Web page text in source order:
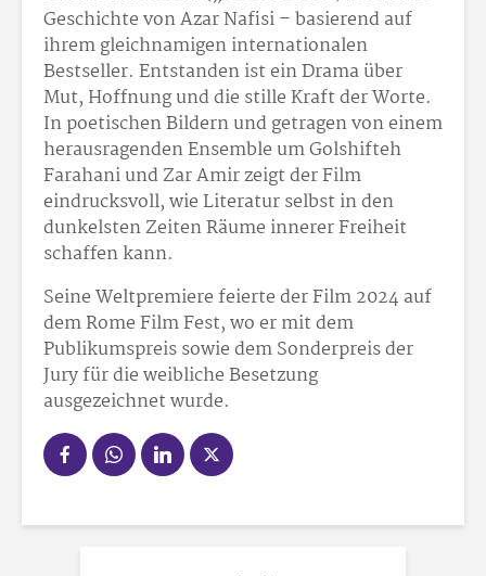
Geschichte von Azar Nafisi – basierend auf
ihrem gleichnamigen internationalen
Bestseller. Entstanden ist ein Drama über
Mut, Hoffnung und die stille Kraft der Worte.
In poetischen Bildern und getragen von einem
herausragenden Ensemble um Golshifteh
Farahani und Zar Amir zeigt der Film
eindrucksvoll, wie Literatur selbst in den
dunkelsten Zeiten Räume innerer Freiheit
schaffen kann.
Seine Weltpremiere feierte der Film 2024 auf
dem Rome Film Fest, wo er mit dem
Publikumspreis sowie dem Sonderpreis der
Jury für die weibliche Besetzung
ausgezeichnet wurde.